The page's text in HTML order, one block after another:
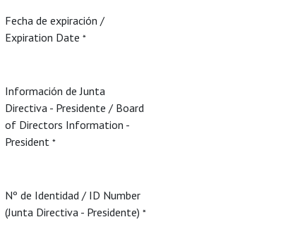
Fecha de expiración /
Expiration Date *
Información de Junta
Directiva - Presidente / Board
of Directors Information -
President *
Nº de Identidad / ID Number
(Junta Directiva - Presidente) *